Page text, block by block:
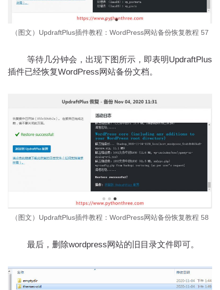
（图文）UpdraftPlus插件教程：WordPress网站备份恢复教程 57
等待几分钟会，出现下图所示，即表明UpdraftPlus
插件已经恢复WordPress网站备份文档。
（图文）UpdraftPlus插件教程：WordPress网站备份恢复教程 58
最后，删除wordpress网站的旧目录文件即可。